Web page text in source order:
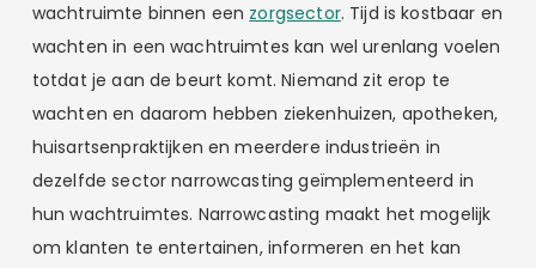
wachtruimte binnen een zorgsector. Tijd is kostbaar en
wachten in een wachtruimtes kan wel urenlang voelen
totdat je aan de beurt komt. Niemand zit erop te
wachten en daarom hebben ziekenhuizen, apotheken,
huisartsenpraktijken en meerdere industrieën in
dezelfde sector narrowcasting geïmplementeerd in
hun wachtruimtes. Narrowcasting maakt het mogelijk
om klanten te entertainen, informeren en het kan